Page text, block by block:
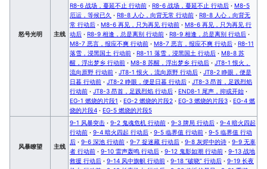
怒号光明 主线
R8-6 战场，蔓延不止 行动前 · R8-6 战场，蔓延不止 行动后 · M8-5
厄运，等候已久 · R8-8 人心，向背无常 行动前 · R8-8 人心，向背无
常 行动后 · M8-6 再见，只为再见 行动前 · M8-6 再见，只为再见 行
动后 · R8-9 相逢，总是离别 行动前 · R8-9 相逢，总是离别 行动后 ·
M8-7 恶言，报应不爽 行动前 · M8-7 恶言，报应不爽 行动后 · R8-11
落雪，浸黑国土 行动前 · R8-11 落雪，浸黑国土 行动后 · M8-8 苏
醒，浮出梦乡 行动前 · M8-8 苏醒，浮出梦乡 行动后 · JT8-1 恨火，
流向原野 行动前 · JT8-1 恨火，流向原野 行动后 · JT8-2 睁眼，便是
日暮 行动前 · JT8-2 睁眼，便是日暮 行动后 · JT8-3 昂首，足践烈焰
行动前 · JT8-3 昂首，足践烈焰 行动后 · END8-1 尾声，抑或开始 ·
EG-1 燃烧的片段1 · EG-2 燃烧的片段2 · EG-3 燃烧的片段3 · EG-4 燃
烧的片段4 · EG-5 燃烧的片段5
风暴瞭望 主线
9-1 风暴突击 · 9-2 鬼魂危机 行动前 · 9-3 牌局 行动后 · 9-4 暗火四起
行动前 · 9-4 暗火四起 行动后 · 9-5 临界值 行动前 · 9-5 临界值 行动
后 · 9-6 深池 行动前 · 9-7 捉迷藏 行动后 · 9-8 灰烬中的诗 · 9-9 无辜
者 行动前 · 9-10 雷声轰鸣 行动后 · 9-12 鬼影如潮 行动前 · 9-13 战地
救援 行动后 · 9-14 风中旗帜 行动前 · 9-18 “破晓” 行动后 · 9-19 长夜